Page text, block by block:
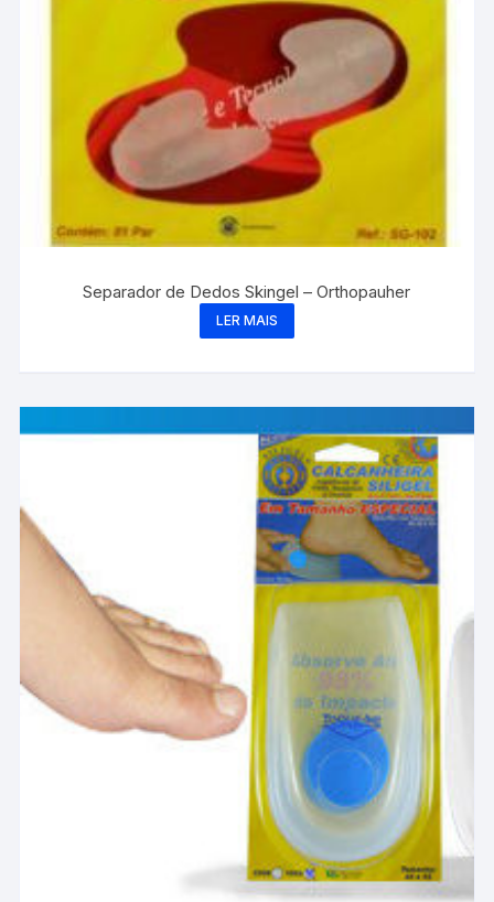
Separador de Dedos Skingel – Orthopauher
LER MAIS